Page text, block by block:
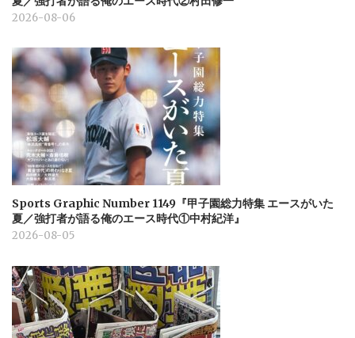
2026-08-06
Sports Graphic Number 1149『甲子園総力特集 エースがいた
夏／強打者が語る俺のエース時代①中村紀洋』
2026-08-05